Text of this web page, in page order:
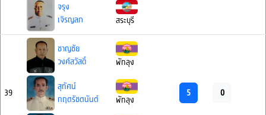
จรุง
เจิรญลภ
สระบุรี
39
ชาญชัย
วงศ์สวัสดิ์
พัทลุง
สุทัศน์
กฤตรัชตนันต์
พัทลุง
5 0